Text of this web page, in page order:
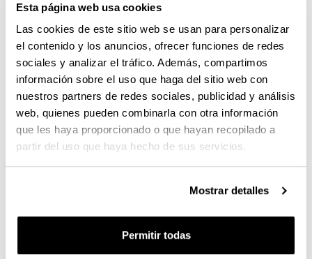
Esta página web usa cookies
Las cookies de este sitio web se usan para personalizar
el contenido y los anuncios, ofrecer funciones de redes
sociales y analizar el tráfico. Además, compartimos
información sobre el uso que haga del sitio web con
nuestros partners de redes sociales, publicidad y análisis
web, quienes pueden combinarla con otra información
que les haya proporcionado o que hayan recopilado a
partir del uso que haya hecho de sus servicios.
Mostrar detalles
Permitir todas
un par de semanas, mientras arreglaba unos
papeles y encontraba una habitación donde
alojarse… Y aquí sigue, porque el Estado de Alarma
también le pilló en casa».
Como ella misma explica, «es un pueblo nómada y
tienen una costumbre diferente a la nuestra de viajar.
Por mi casa -calcula- habrán pasado de treinta a
cuarenta saharauis en el tiempo que ellos llevan
aquí. Vienen, duermen, desaparecen a la mañana
siguiente, otros se quedan unos pocos días… es…
otra manera de vivirlo», reflexiona con empatía.